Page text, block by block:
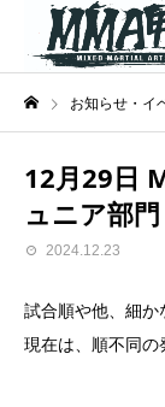
お知らせ・イ
12月29日
ュニア部
2024.12.23
試合順や他、細か
現在は、順不同の